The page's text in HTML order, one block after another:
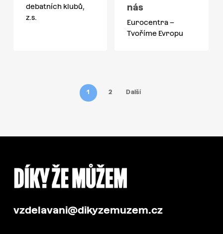
debatních klubů,
z.s.
nás
Eurocentra –
Tvoříme Evropu
1 2 Další
vzdelavani@dikyzemuzem.cz